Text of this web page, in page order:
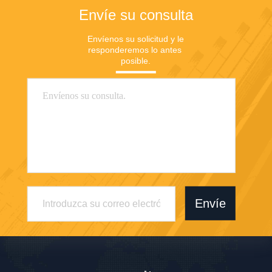
Envíe su consulta
Envíenos su solicitud y le
responderemos lo antes
posible.
Envíe